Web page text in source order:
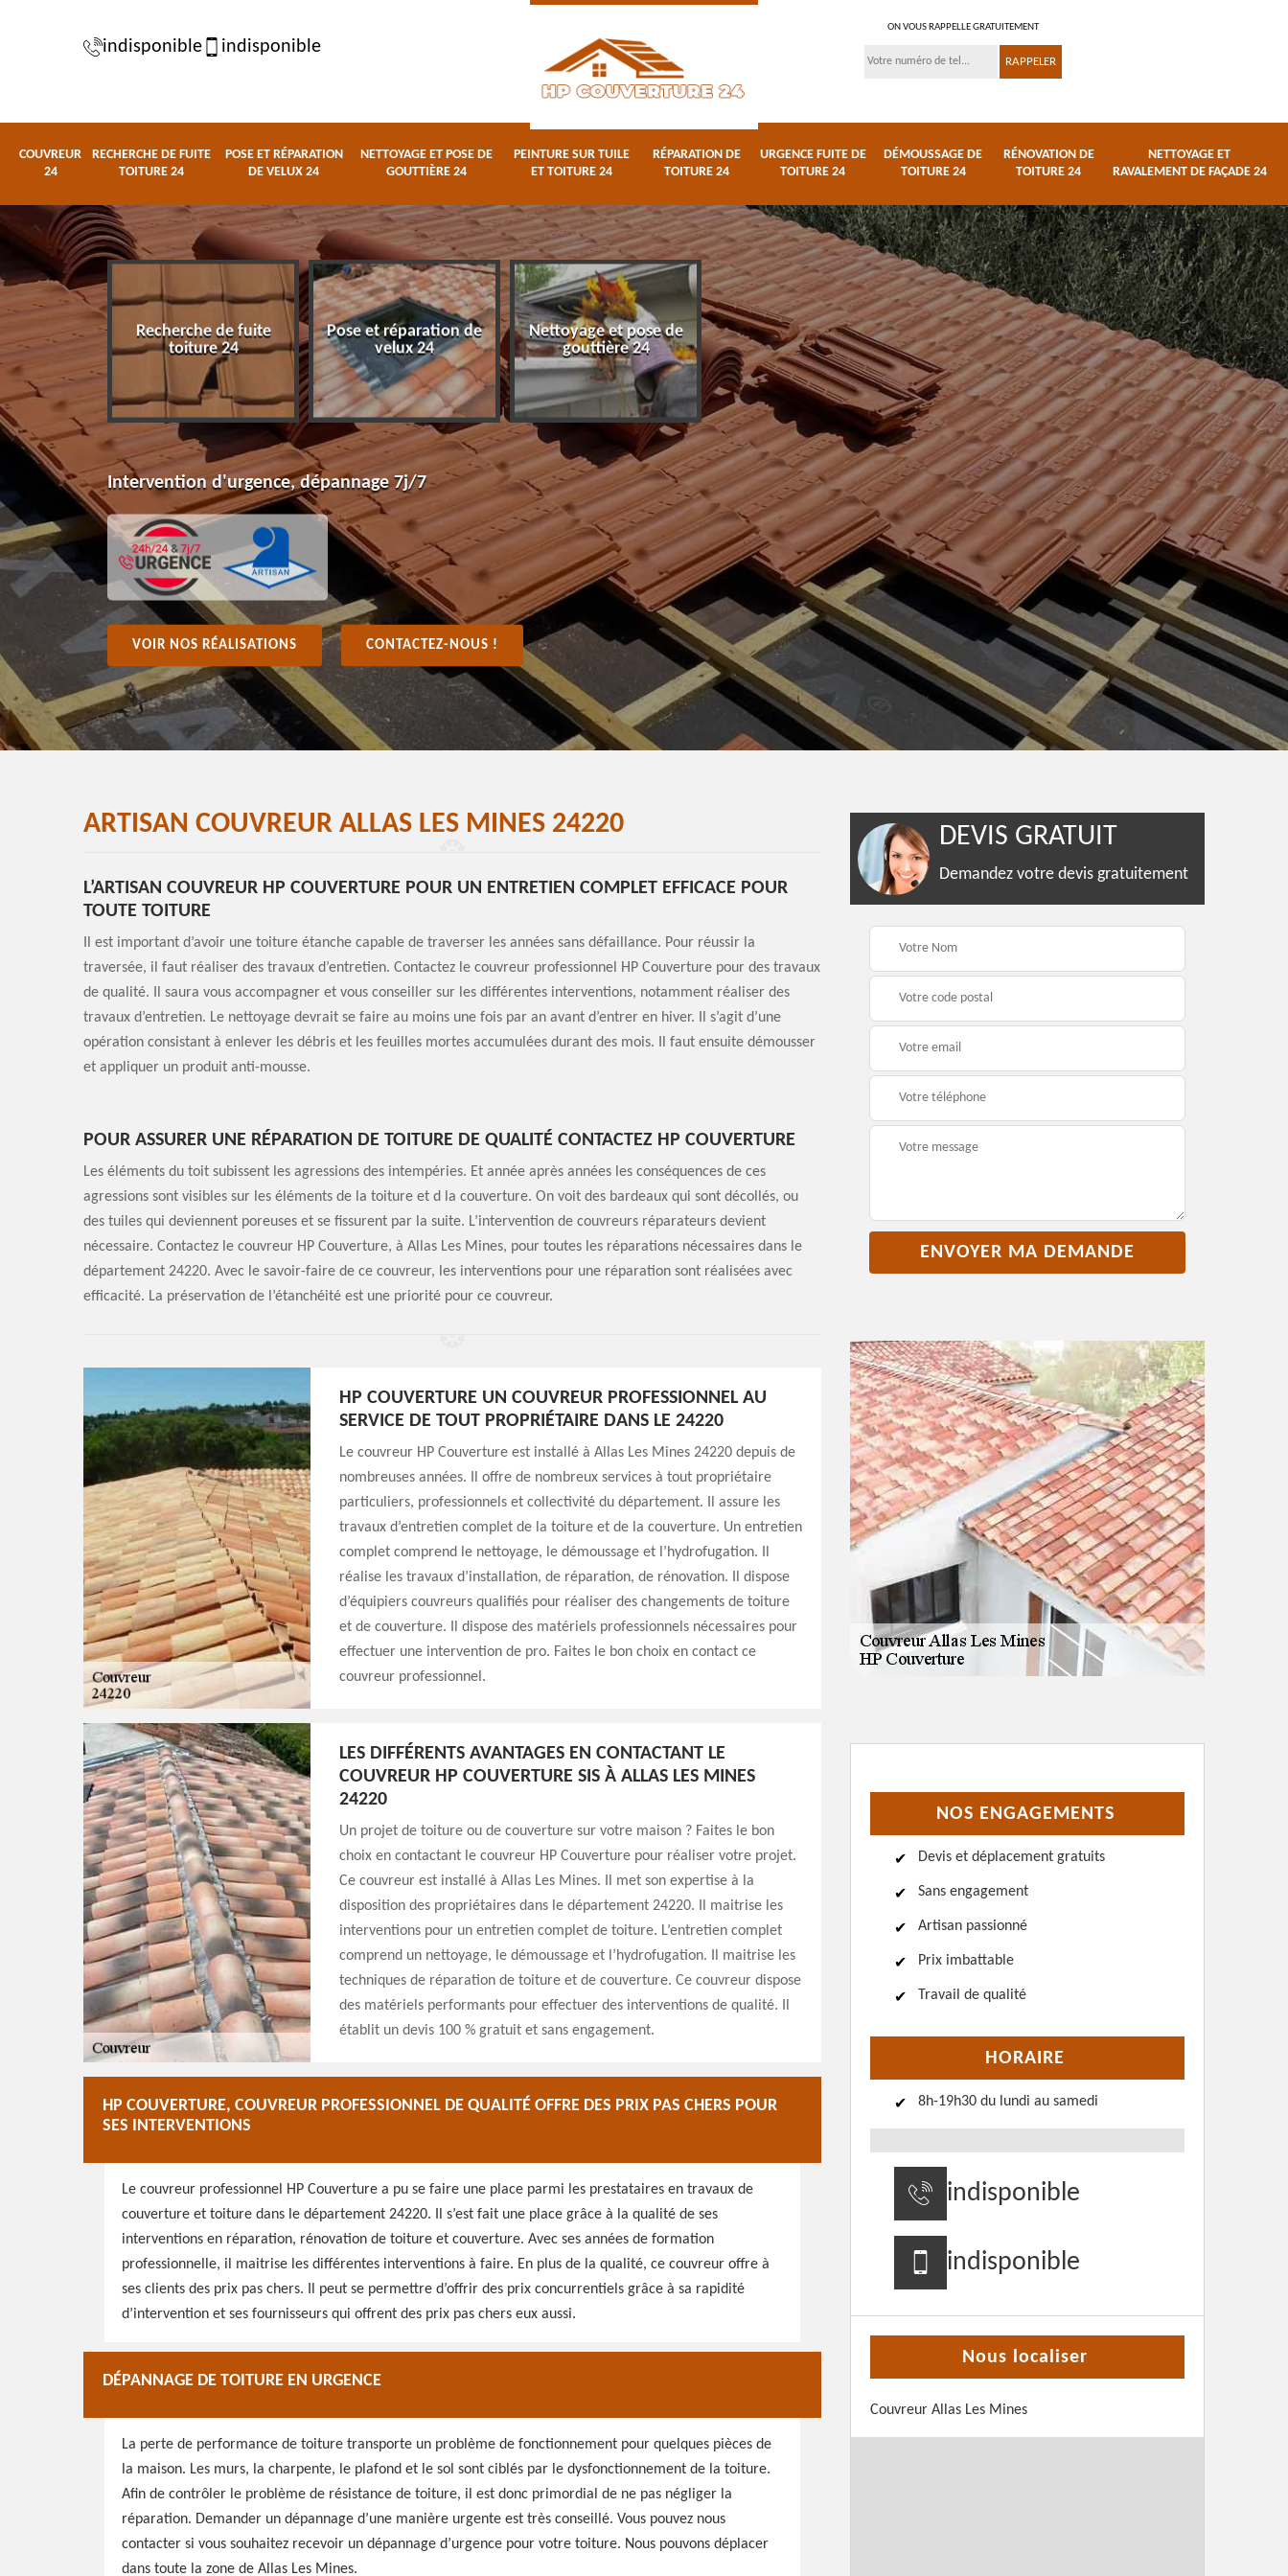
indisponible indisponible
ON VOUS RAPPELLE GRATUITEMENT
COUVREUR
24
RECHERCHE DE FUITE
TOITURE 24
POSE ET RÉPARATION
DE VELUX 24
NETTOYAGE ET POSE DE
GOUTTIÈRE 24
PEINTURE SUR TUILE
ET TOITURE 24
RÉPARATION DE
TOITURE 24
URGENCE FUITE DE
TOITURE 24
DÉMOUSSAGE DE
TOITURE 24
RÉNOVATION DE
TOITURE 24
NETTOYAGE ET
RAVALEMENT DE FAÇADE 24
24
Recherche de fuite
toiture 24
Pose et réparation de
velux 24
Nettoyage et pose de
gouttière 24
Peinture sur tuile et
toiture 24
Réparation de toiture
24
Urgence fuite de
toiture 24
Intervention d'urgence, dépannage 7j/7
VOIR NOS RÉALISATIONS CONTACTEZ-NOUS !
ARTISAN COUVREUR ALLAS LES MINES 24220
L’ARTISAN COUVREUR HP COUVERTURE POUR UN ENTRETIEN COMPLET EFFICACE POUR
TOUTE TOITURE
Il est important d’avoir une toiture étanche capable de traverser les années sans défaillance. Pour réussir la
traversée, il faut réaliser des travaux d’entretien. Contactez le couvreur professionnel HP Couverture pour des travaux
de qualité. Il saura vous accompagner et vous conseiller sur les différentes interventions, notamment réaliser des
travaux d’entretien. Le nettoyage devrait se faire au moins une fois par an avant d’entrer en hiver. Il s’agit d’une
opération consistant à enlever les débris et les feuilles mortes accumulées durant des mois. Il faut ensuite démousser
et appliquer un produit anti-mousse.
POUR ASSURER UNE RÉPARATION DE TOITURE DE QUALITÉ CONTACTEZ HP COUVERTURE
Les éléments du toit subissent les agressions des intempéries. Et année après années les conséquences de ces
agressions sont visibles sur les éléments de la toiture et d la couverture. On voit des bardeaux qui sont décollés, ou
des tuiles qui deviennent poreuses et se fissurent par la suite. L’intervention de couvreurs réparateurs devient
nécessaire. Contactez le couvreur HP Couverture, à Allas Les Mines, pour toutes les réparations nécessaires dans le
département 24220. Avec le savoir-faire de ce couvreur, les interventions pour une réparation sont réalisées avec
efficacité. La préservation de l’étanchéité est une priorité pour ce couvreur.
HP COUVERTURE UN COUVREUR PROFESSIONNEL AU
SERVICE DE TOUT PROPRIÉTAIRE DANS LE 24220
Le couvreur HP Couverture est installé à Allas Les Mines 24220 depuis de
nombreuses années. Il offre de nombreux services à tout propriétaire
particuliers, professionnels et collectivité du département. Il assure les
travaux d’entretien complet de la toiture et de la couverture. Un entretien
complet comprend le nettoyage, le démoussage et l’hydrofugation. Il
réalise les travaux d’installation, de réparation, de rénovation. Il dispose
d’équipiers couvreurs qualifiés pour réaliser des changements de toiture
et de couverture. Il dispose des matériels professionnels nécessaires pour
effectuer une intervention de pro. Faites le bon choix en contact ce
couvreur professionnel.
LES DIFFÉRENTS AVANTAGES EN CONTACTANT LE
COUVREUR HP COUVERTURE SIS À ALLAS LES MINES
24220
Un projet de toiture ou de couverture sur votre maison ? Faites le bon
choix en contactant le couvreur HP Couverture pour réaliser votre projet.
Ce couvreur est installé à Allas Les Mines. Il met son expertise à la
disposition des propriétaires dans le département 24220. Il maitrise les
interventions pour un entretien complet de toiture. L’entretien complet
comprend un nettoyage, le démoussage et l’hydrofugation. Il maitrise les
techniques de réparation de toiture et de couverture. Ce couvreur dispose
des matériels performants pour effectuer des interventions de qualité. Il
établit un devis 100 % gratuit et sans engagement.
HP COUVERTURE, COUVREUR PROFESSIONNEL DE QUALITÉ OFFRE DES PRIX PAS CHERS POUR
SES INTERVENTIONS
Le couvreur professionnel HP Couverture a pu se faire une place parmi les prestataires en travaux de
couverture et toiture dans le département 24220. Il s’est fait une place grâce à la qualité de ses
interventions en réparation, rénovation de toiture et couverture. Avec ses années de formation
professionnelle, il maitrise les différentes interventions à faire. En plus de la qualité, ce couvreur offre à
ses clients des prix pas chers. Il peut se permettre d’offrir des prix concurrentiels grâce à sa rapidité
d’intervention et ses fournisseurs qui offrent des prix pas chers eux aussi.
DÉPANNAGE DE TOITURE EN URGENCE
La perte de performance de toiture transporte un problème de fonctionnement pour quelques pièces de
la maison. Les murs, la charpente, le plafond et le sol sont ciblés par le dysfonctionnement de la toiture.
Afin de contrôler le problème de résistance de toiture, il est donc primordial de ne pas négliger la
réparation. Demander un dépannage d’une manière urgente est très conseillé. Vous pouvez nous
contacter si vous souhaitez recevoir un dépannage d’urgence pour votre toiture. Nous pouvons déplacer
dans toute la zone de Allas Les Mines.
DEVIS GRATUIT
Demandez votre devis gratuitement
NOS ENGAGEMENTS
Devis et déplacement gratuits
Sans engagement
Artisan passionné
Prix imbattable
Travail de qualité
HORAIRE
8h-19h30 du lundi au samedi
indisponible
indisponible
Nous localiser
Couvreur Allas Les Mines